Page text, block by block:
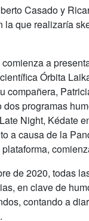
Casado y
la que realizaría
a
Órbita
compañera,
dos programas
Night, Kédate
a causa de la
de 2020, todas
en clave de
contando a